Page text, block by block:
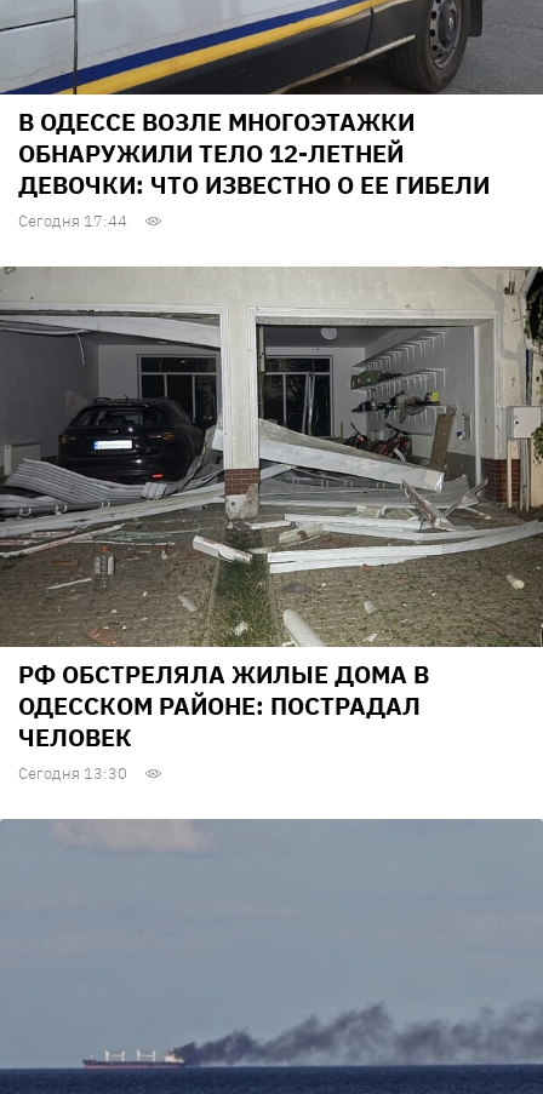
В ОДЕССЕ ВОЗЛЕ МНОГОЭТАЖКИ
ОБНАРУЖИЛИ ТЕЛО 12-ЛЕТНЕЙ
ДЕВОЧКИ: ЧТО ИЗВЕСТНО О ЕЕ ГИБЕЛИ
Сегодня 17:44
РФ ОБСТРЕЛЯЛА ЖИЛЫЕ ДОМА В
ОДЕССКОМ РАЙОНЕ: ПОСТРАДАЛ
ЧЕЛОВЕК
Сегодня 13:30